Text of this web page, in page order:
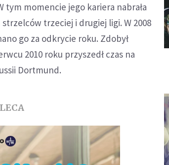
tym momencie jego kariera nabrała
trzeciej i drugiej ligi. W 2008
go za odkrycie roku. Zdobył
2010 roku przyszedł czas na
Dortmund.